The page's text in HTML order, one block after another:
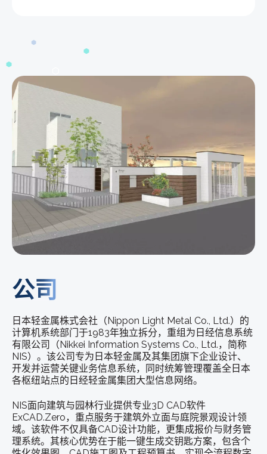
公司
日本轻金属株式会社（Nippon Light Metal Co., Ltd.）的
计算机系统部门于1983年独立拆分，重组为日经信息系统
有限公司（Nikkei Information Systems Co., Ltd.，简称
NIS）。该公司专为日本轻金属及其集团旗下企业设计、
开发并运营关键业务信息系统，同时统筹管理覆盖全日本
各枢纽站点的日经轻金属集团大型信息网络。
NIS面向建筑与园林行业提供专业3D CAD软件
ExCAD.Zero，重点服务于建筑外立面与庭院景观设计领
域。该软件不仅具备CAD设计功能，更集成报价与财务管
理系统。其核心优势在于能一键生成交钥匙方案，包含个